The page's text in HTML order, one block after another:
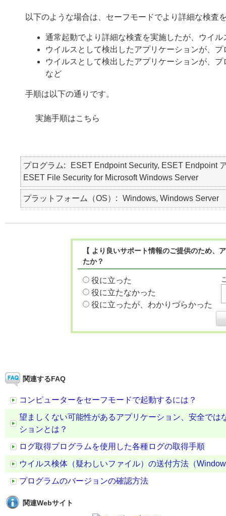
以下のような場合は、セーフモードでより詳細な検査
通常起動でより詳細な検査を実施したが、ウイ
ウイルスとして検出したアプリケーションが、
ウイルスとして検出したアプリケーションが、
など
手順は以下の通りです。
実施手順はこちら
プログラム
ESET Endpoint Security, ESET Endpoint
ESET File Security for Microsoft Windows Server
プラットフォーム（OS） Windows, Windows Server
【 より良いサポート情報のご提供のため
たか？
役に立った
役に立たなかった
役に立ったが、わかりづらかった
関連するFAQ
コンピューターをセーフモードで起動するには？
望ましくない可能性があるアプリケーション、安全で
ションとは？
ログ取得プログラムを使用した各種ログの取得手順
ウイルス検体（疑わしいファイル）の送付方法（
プログラムのバージョンの確認方法
関連Webサイト